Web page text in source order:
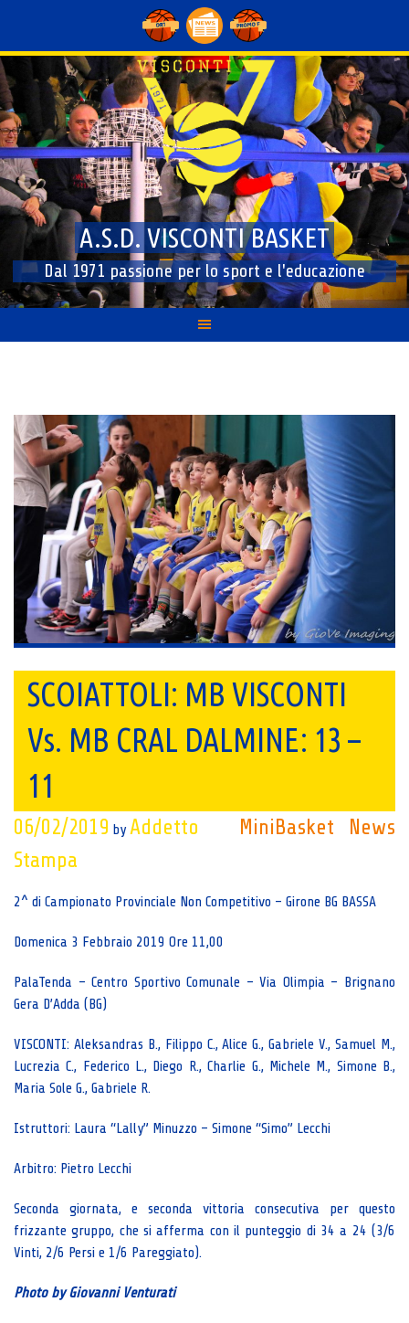
content
A.S.D. VISCONTI BASKET
Dal 1971 passione per lo sport e l'educazione
SCOIATTOLI: MB VISCONTI
Vs. MB CRAL DALMINE: 13 –
11
MiniBasket News
06/02/2019 by Addetto
Stampa
2^ di Campionato Provinciale Non Competitivo – Girone BG BASSA
Domenica 3 Febbraio 2019 Ore 11,00
PalaTenda – Centro Sportivo Comunale – Via Olimpia – Brignano
Gera D’Adda (BG)
VISCONTI: Aleksandras B., Filippo C., Alice G., Gabriele V., Samuel M.,
Lucrezia C., Federico L., Diego R., Charlie G., Michele M., Simone B.,
Maria Sole G., Gabriele R.
Istruttori: Laura “Lally” Minuzzo – Simone “Simo” Lecchi
Arbitro: Pietro Lecchi
Seconda giornata, e seconda vittoria consecutiva per questo
frizzante gruppo, che si afferma con il punteggio di 34 a 24 (3/6
Vinti, 2/6 Persi e 1/6 Pareggiato).
Photo by Giovanni Venturati